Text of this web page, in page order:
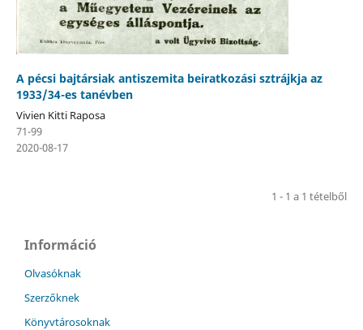
A pécsi bajtársiak antiszemita beiratkozási sztrájkja az
1933/34-es tanévben
Vivien Kitti Raposa
71-99
2020-08-17
1 - 1 a 1 tételből
Információ
Olvasóknak
Szerzőknek
Könyvtárosoknak